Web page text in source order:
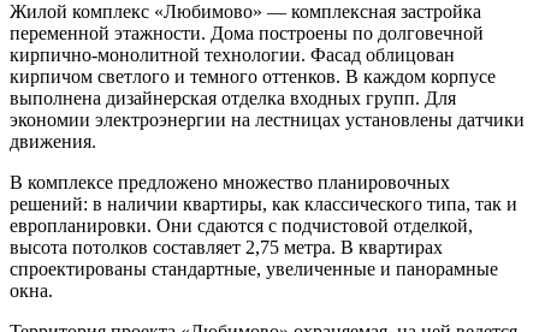
Жилой комплекс «Любимово» — комплексная застройка
переменной этажности. Дома построены по долговечной
кирпично-монолитной технологии. Фасад облицован
кирпичом светлого и темного оттенков. В каждом корпусе
выполнена дизайнерская отделка входных групп. Для
экономии электроэнергии на лестницах установлены датчики
движения.
В комплексе предложено множество планировочных
решений: в наличии квартиры, как классического типа, так и
европланировки. Они сдаются с подчистовой отделкой,
высота потолков составляет 2,75 метра. В квартирах
спроектированы стандартные, увеличенные и панорамные
окна.